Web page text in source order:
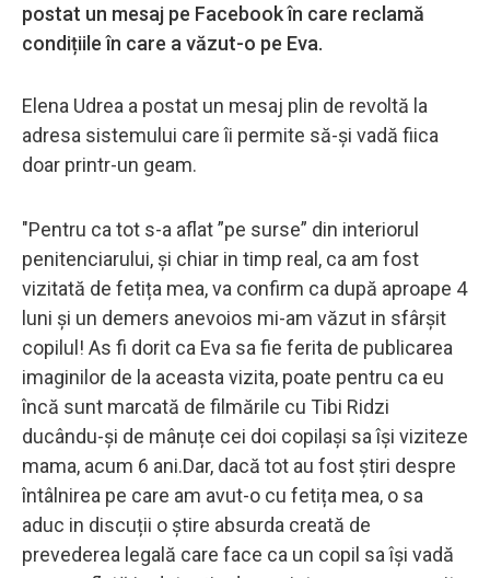
postat un mesaj pe Facebook în care reclamă
condițiile în care a văzut-o pe Eva.
Elena Udrea a postat un mesaj plin de revoltă la
adresa sistemului care îi permite să-și vadă fiica
doar printr-un geam.
"Pentru ca tot s-a aflat ”pe surse” din interiorul
penitenciarului, și chiar in timp real, ca am fost
vizitată de fetița mea, va confirm ca după aproape 4
luni și un demers anevoios mi-am văzut in sfârșit
copilul! As fi dorit ca Eva sa fie ferita de publicarea
imaginilor de la aceasta vizita, poate pentru ca eu
încă sunt marcată de filmările cu Tibi Ridzi
ducându-și de mânuțe cei doi copilași sa își viziteze
mama, acum 6 ani.Dar, dacă tot au fost știri despre
întâlnirea pe care am avut-o cu fetița mea, o sa
aduc in discuții o știre absurda creată de
prevederea legală care face ca un copil sa își vadă